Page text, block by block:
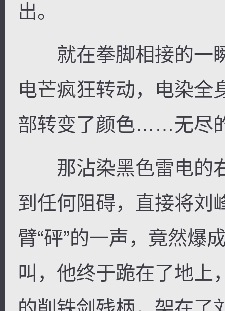
出。
就在拳脚相接的一
电芒疯狂转动，电染全
部转变了颜色……无尽
那沾染黑色雷电的
到任何阻碍，直接将刘
臂“砰”的一声，竟然爆
叫，他终于跪在了地上